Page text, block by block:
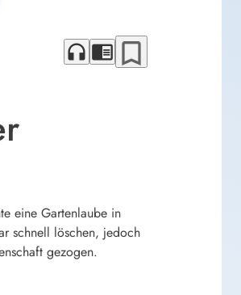
headphones chrome_reader_mode bookmark_border
eine Gartenlaube in
schnell löschen, jedoch
gezogen.